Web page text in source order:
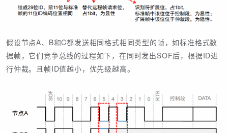
假设节点A、B和C都发送相同格式相同类型的帧，如标准格式数
据帧，它们竞争总线的过程如下，在同时发出SOF后，根据ID进
行仲裁。且帧ID值越小，优先级越高。